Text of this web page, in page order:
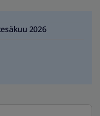
2026